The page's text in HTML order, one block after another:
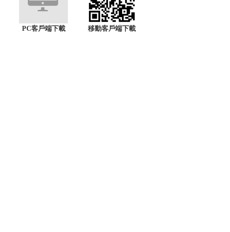
PC客戶端下載 移動客戶端下載